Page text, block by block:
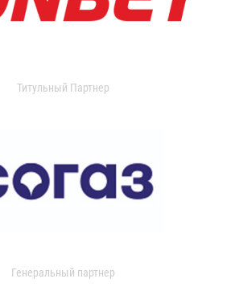
Титульный Партнер
Генеральный партнер